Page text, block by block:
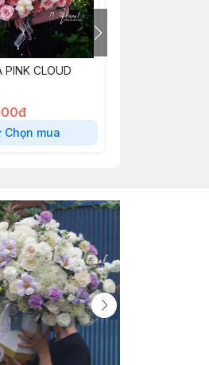
PINK CLOUD
Chọn mua